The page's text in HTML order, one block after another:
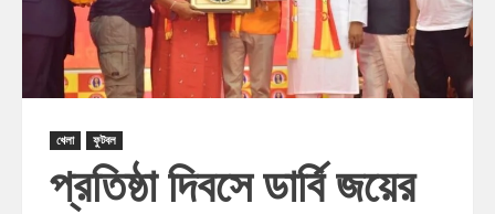
খেলা ফুটবল
প্রতিষ্ঠা দিবসে ডার্বি জয়ের